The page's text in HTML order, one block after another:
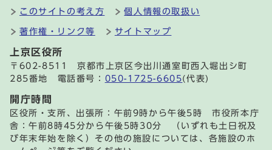
このサイトの考え方 個人情報の取扱い
著作権・リンク等 サイトマップ
上京区役所
〒602-8511 京都市上京区今出川通室町西入堀出シ町
285番地 電話番号： 050-1725-6605(代表)
開庁時間
区役所・支所、出張所：午前9時から午後5時 市役所本庁
舎：午前8時45分から午後5時30分 （いずれも土日祝及
び年末年始を除く）その他の施設については、各施設のホ